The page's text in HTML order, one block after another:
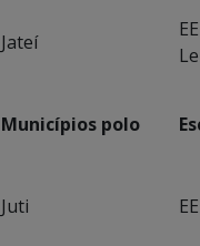
Jateí
Municípios polo
Juti